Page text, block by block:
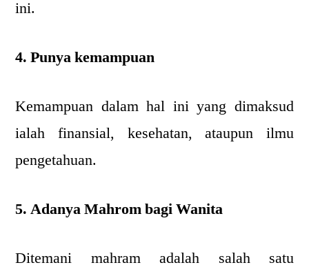
ini.
4. Punya kemampuan
Kemampuan dalam hal ini yang dimaksud
ialah finansial, kesehatan, ataupun ilmu
pengetahuan.
5. Adanya Mahrom bagi Wanita
Ditemani mahram adalah salah satu